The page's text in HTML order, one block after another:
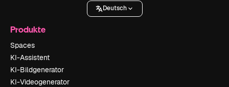
Deutsch
Produkte
Spaces
KI-Assistent
KI-Bildgenerator
KI-Videogenerator